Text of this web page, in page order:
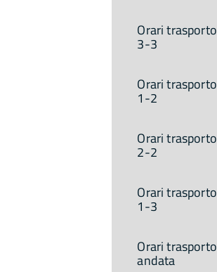
Orari
3-3
Orari
1-2
Orari
2-2
Orari
1-3
Orari
andata